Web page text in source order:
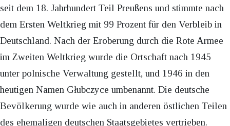
seit dem 18. Jahrhundert Teil Preußens und stimmte nach
dem Ersten Weltkrieg mit 99 Prozent für den Verbleib in
Deutschland. Nach der Eroberung durch die Rote Armee
im Zweiten Weltkrieg wurde die Ortschaft nach 1945
unter polnische Verwaltung gestellt, und 1946 in den
heutigen Namen Głubczyce umbenannt. Die deutsche
Bevölkerung wurde wie auch in anderen östlichen Teilen
des ehemaligen deutschen Staatsgebietes vertrieben.